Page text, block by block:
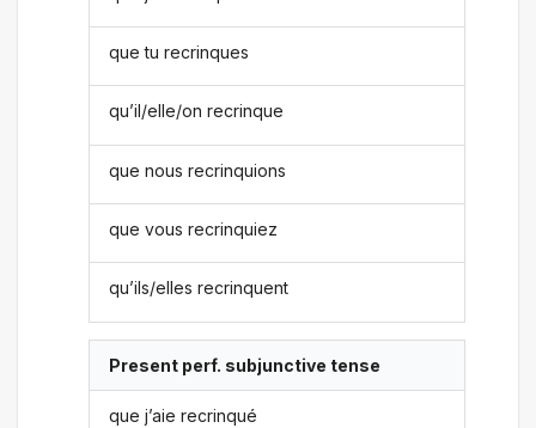
que tu recrinques
qu’il/elle/on recrinque
que nous recrinquions
que vous recrinquiez
qu’ils/elles recrinquent
Present perf. subjunctive tense
que j’aie recrinqué